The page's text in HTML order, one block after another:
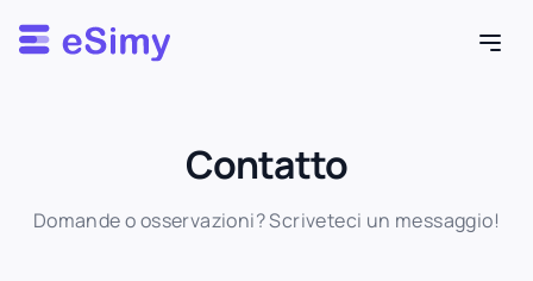
Esimy
Contatto
Domande o osservazioni? Scriveteci un messaggio!